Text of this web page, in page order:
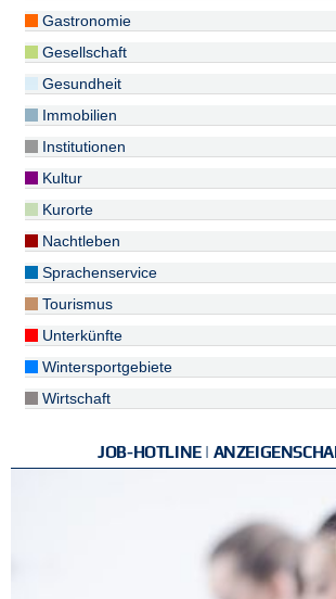
Gastronomie
Gesellschaft
Gesundheit
Immobilien
Institutionen
Kultur
Kurorte
Nachtleben
Sprachenservice
Tourismus
Unterkünfte
Wintersportgebiete
Wirtschaft
JOB-HOTLINE |